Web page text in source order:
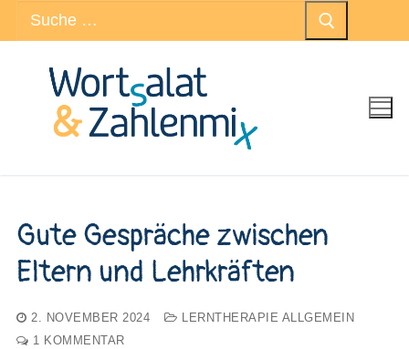
Zum
Inhalt
springen
nach:
Gute Gespräche zwischen
Eltern und Lehrkräften
2. NOVEMBER 2024
LERNTHERAPIE ALLGEMEIN
1 KOMMENTAR